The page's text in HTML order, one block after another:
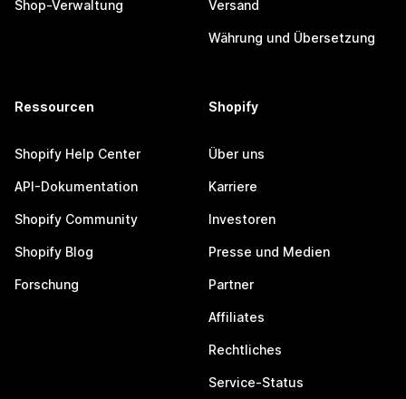
Shop-Verwaltung Versand
Währung und Übersetzung
Ressourcen
Shopify Help Center
API-Dokumentation
Shopify Community
Shopify Blog
Forschung
Shopify
Über uns
Karriere
Investoren
Presse und Medien
Partner
Affiliates
Rechtliches
Service-Status